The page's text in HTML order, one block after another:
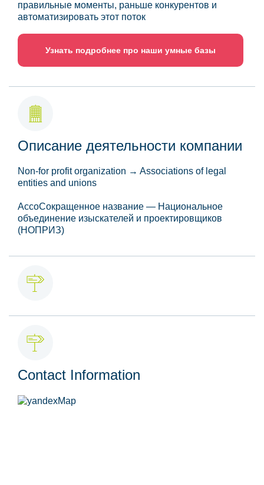
правильные моменты, раньше конкурентов и
автоматизировать этот поток
Узнать подробнее про наши умные базы
Описание деятельности компании
Non-for profit organization → Associations of legal
entities and unions
АссоСокращенное название — Национальное
объединение изыскателей и проектировщиков
(НОПРИЗ)
Contact Information